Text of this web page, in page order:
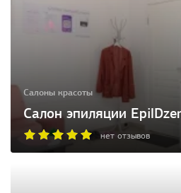
Салоны красоты
Салон эпиляции
нет отзывов